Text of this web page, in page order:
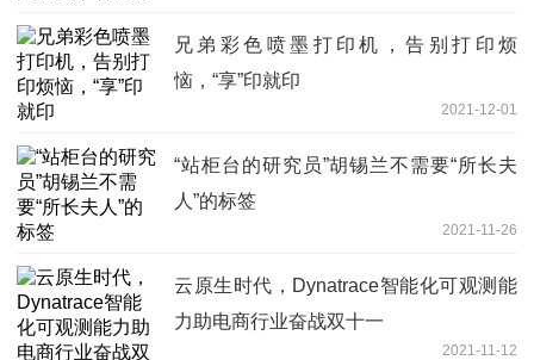
兄弟彩色喷墨打印机，告别打印烦
恼，“享”印就印
2021-12-01
“站柜台的研究员”胡锡兰不需要“所长夫
人”的标签
2021-11-26
云原生时代，Dynatrace智能化可观测能
力助电商行业奋战双十一
2021-11-12